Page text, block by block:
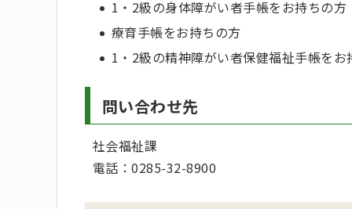
1・2級の身体障がい者手帳をお持ちの方
療育手帳をお持ちの方
1・2級の精神障がい者保健福祉手帳をお
問い合わせ先
社会福祉課
電話：0285-32-8900